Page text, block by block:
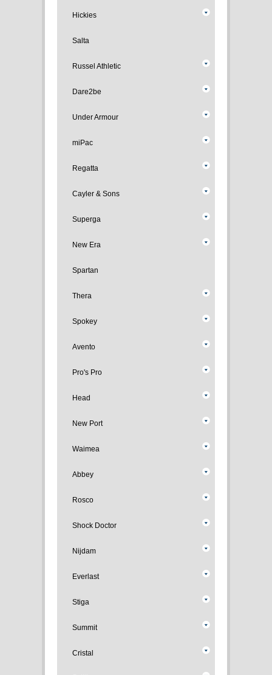
Hickies
Salta
Russel Athletic
Dare2be
Under Armour
miPac
Regatta
Cayler & Sons
Superga
New Era
Spartan
Thera
Spokey
Avento
Pro's Pro
Head
New Port
Waimea
Abbey
Rosco
Shock Doctor
Nijdam
Everlast
Stiga
Summit
Cristal